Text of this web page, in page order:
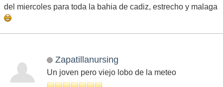
del miercoles para toda la bahia de cadiz, estrecho y malaga
Zapatillanursing
Un joven pero viejo lobo de la meteo